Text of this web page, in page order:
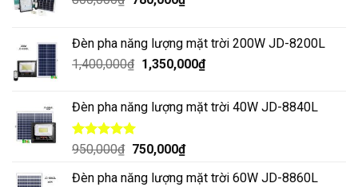
Đèn pha năng lượng mặt trời 200W JD-8200L
1,400,000₫ 1,350,000₫
Đèn pha năng lượng mặt trời 40W JD-8840L
Được xếp
5.00
5 sao
950,000₫ 750,000₫
Đèn pha năng lượng mặt trời 60W JD-8860L